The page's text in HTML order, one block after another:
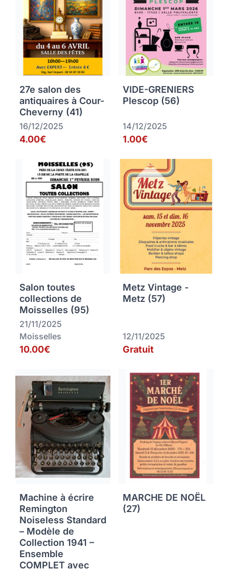
27e salon des
antiquaires à Cour-
Cheverny (41)
16/12/2025
4.00€
VIDE-GRENIERS
Plescop (56)
14/12/2025
1.00€
Salon toutes
collections de
Moisselles (95)
21/11/2025
Moisselles
10.00€
Metz Vintage -
Metz (57)
12/11/2025
Gratuit
Machine à écrire
Remington
Noiseless Standard
– Modèle de
Collection 1941 –
Ensemble
COMPLET avec
MARCHE DE NOËL
(27)